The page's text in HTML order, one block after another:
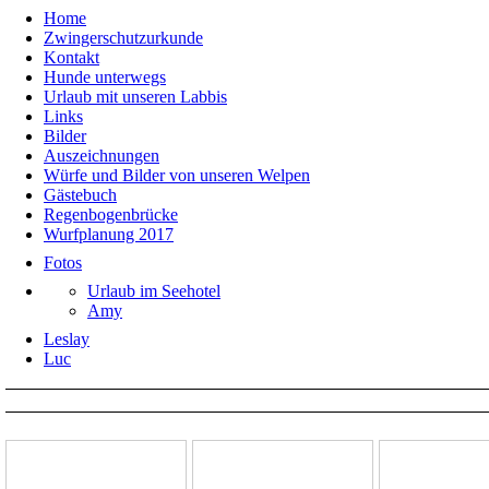
Labrador "von
Home
Zwingerschutzurkunde
Kontakt
Hunde unterwegs
Urlaub mit unseren Labbis
Links
Bilder
Auszeichnungen
Würfe und Bilder von unseren Welpen
Gästebuch
Regenbogenbrücke
Wurfplanung 2017
Fotos
Urlaub im Seehotel
Amy
Leslay
Luc